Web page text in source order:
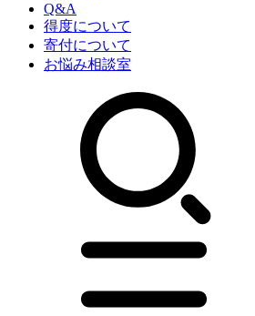
Q&A
得度について
寄付について
お悩み相談室